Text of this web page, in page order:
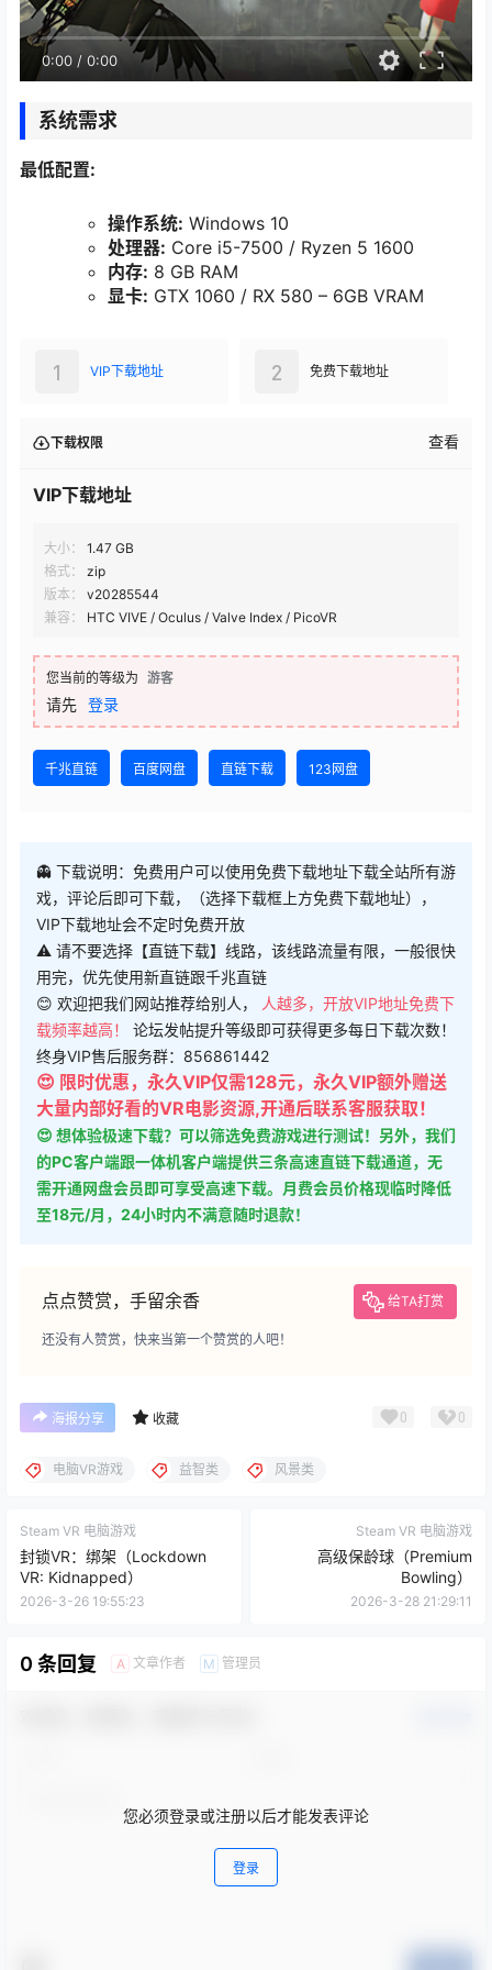
0:00 / 0:00
系统需求
最低配置:
操作系统: Windows 10
处理器: Core i5-7500 / Ryzen 5 1600
内存: 8 GB RAM
显卡: GTX 1060 / RX 580 – 6GB VRAM
VIP下载地址
1 免费下载地址
2
下载权限 查看
VIP下载地址
大小：
1.47 GB
格式：
zip
版本：
v20285544
兼容：
HTC VIVE / Oculus / Valve Index / PicoVR
您当前的等级为 游客
请先 登录
千兆直链 百度网盘 直链下载 123网盘
👻 下载说明：免费用户可以使用免费下载地址下载全站所有游
戏，评论后即可下载，（选择下载框上方免费下载地址），
VIP下载地址会不定时免费开放
⚠ 请不要选择【直链下载】线路，该线路流量有限，一般很快
用完，优先使用新直链跟千兆直链
😊 欢迎把我们网站推荐给别人，
人越多，开放VIP地址免费下
载频率越高！ 论坛发帖提升等级即可获得更多每日下载次数！
终身VIP售后服务群：856861442
😍 限时优惠，永久VIP仅需128元，永久VIP额外赠送
大量内部好看的VR电影资源,开通后联系客服获取！
😍 想体验极速下载？可以筛选免费游戏进行测试！另外，我们
的PC客户端跟一体机客户端提供三条高速直链下载通道，无
需开通网盘会员即可享受高速下载。月费会员价格现临时降低
至18元/月，24小时内不满意随时退款！
点点赞赏，手留余香 给TA打赏
还没有人赞赏，快来当第一个赞赏的人吧！
海报分享 收藏 0 0
电脑VR游戏 益智类 风景类
Steam VR 电脑游戏
封锁VR：绑架（Lockdown
VR: Kidnapped）
2026-3-26 19:55:23
Steam VR 电脑游戏
高级保龄球（Premium
Bowling）
2026-3-28 21:29:11
0 条回复 A 文章作者 M 管理员
您必须登录或注册以后才能发表评论
登录